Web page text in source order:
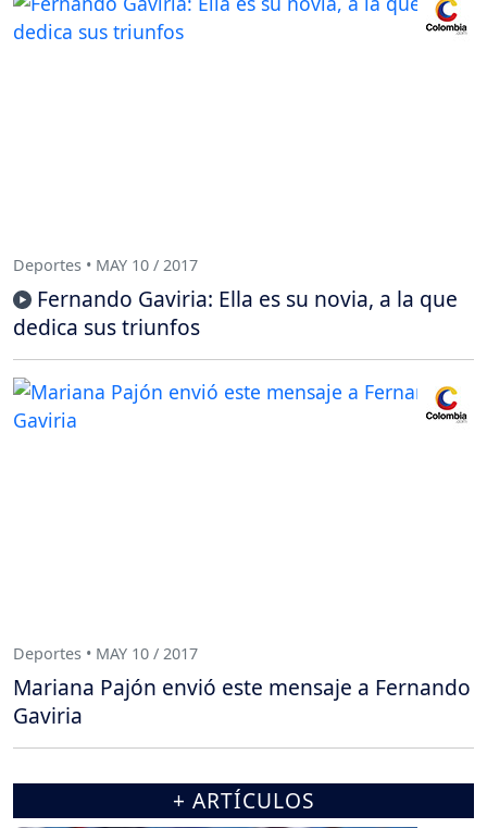
Deportes • MAY 10 / 2017
Fernando Gaviria: Ella es su novia, a la que
dedica sus triunfos
Deportes • MAY 10 / 2017
Mariana Pajón envió este mensaje a Fernando
Gaviria
+ ARTÍCULOS